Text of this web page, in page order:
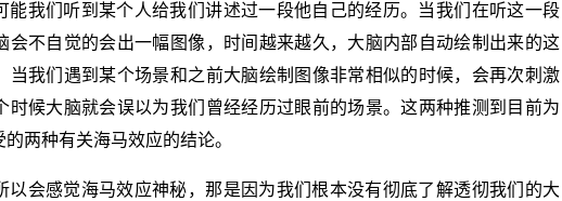
能我们听到某个人给我们讲述过一段他自己的经历。当我们在听这一段
会不自觉的会出一幅图像，时间越来越久，大脑内部自动绘制出来的这
当我们遇到某个场景和之前大脑绘制图像非常相似的时候，会再次刺激
时候大脑就会误以为我们曾经经历过眼前的场景。这两种推测到目前为
两种有关海马效应的结论。
以会感觉海马效应神秘，那是因为我们根本没有彻底了解透彻我们的大